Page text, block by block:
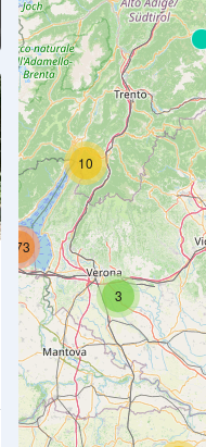
10
273
3